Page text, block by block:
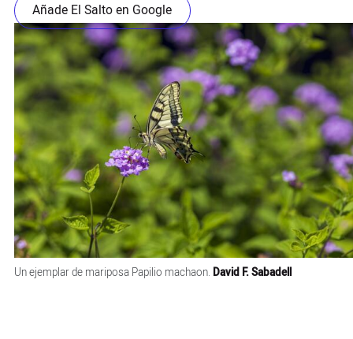
Añade El Salto en Google
Un ejemplar de mariposa Papilio machaon. David F. Sabadell